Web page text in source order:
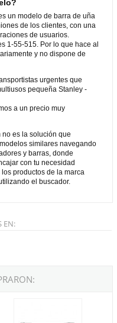
un modelo de barra de uña
de los clientes, con una
de usuarios.
1-55-515. Por lo que hace al
y no dispone de
urgentes que
pequeña Stanley -
a un precio muy
es la solución que
similares navegando
y barras, donde
con tu necesidad
productos de la marca
el buscador.
EN: